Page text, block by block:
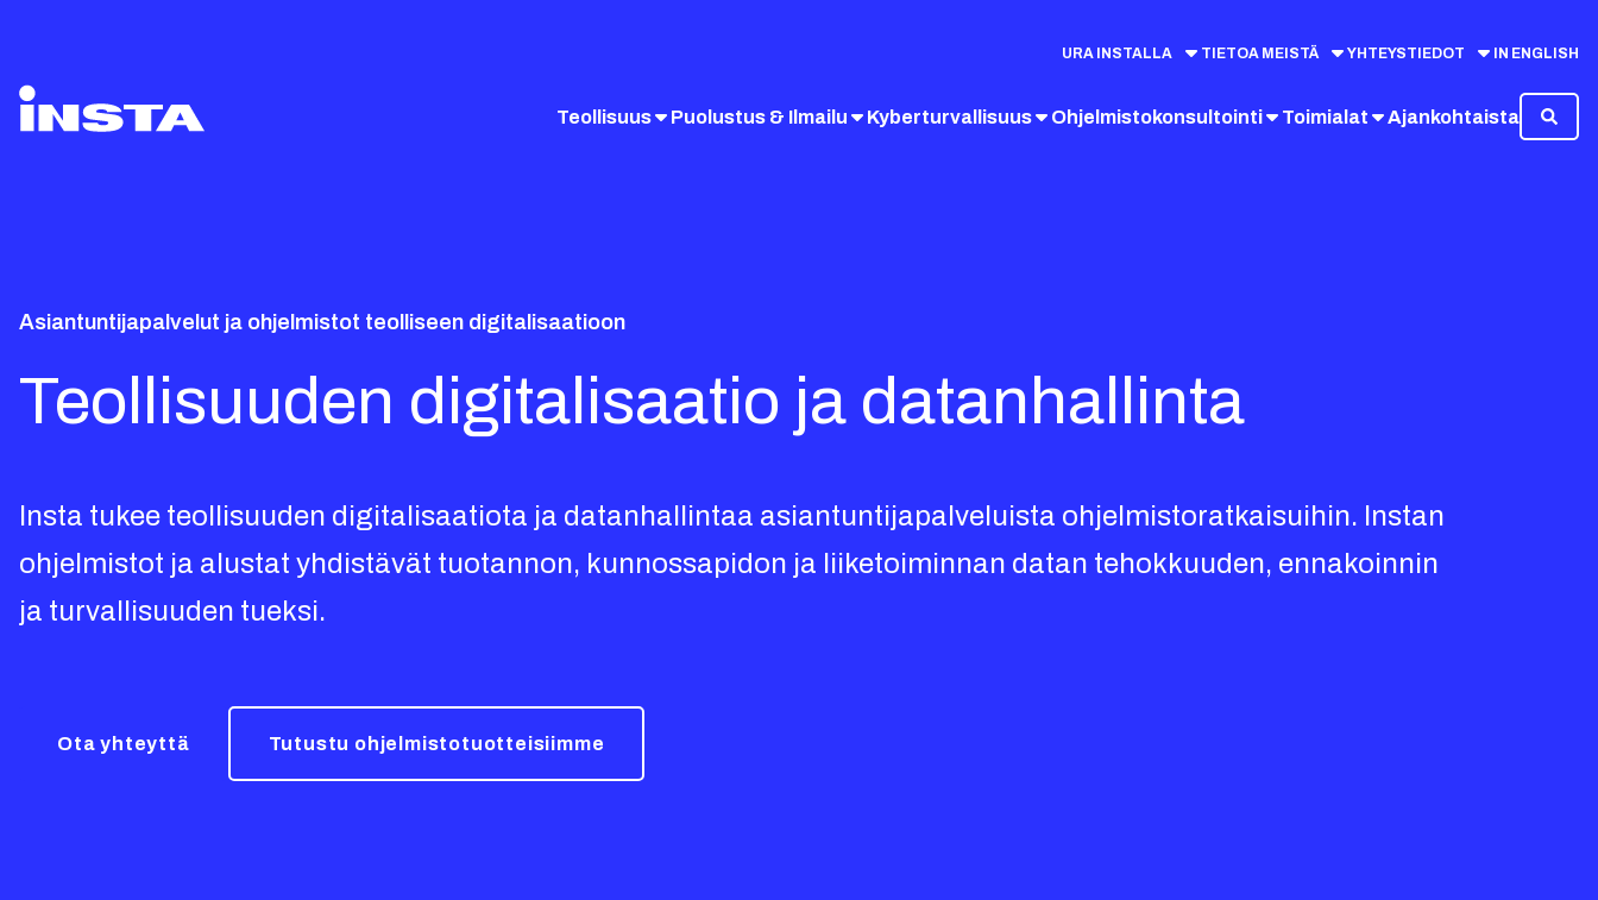
URA INSTALLA TIETOA MEISTÄ YHTEYSTIEDOT IN ENGLISH
Teollisuus Puolustus & Ilmailu Kyberturvallisuus Ohjelmistokonsultointi Toimialat Ajankohtaista
Asiantuntijapalvelut ja ohjelmistot teolliseen digitalisaatioon
Teollisuuden digitalisaatio ja datanhallinta
Insta tukee teollisuuden digitalisaatiota ja datanhallintaa asiantuntijapalveluista ohjelmistoratkaisuihin. Instan
ohjelmistot ja alustat yhdistävät tuotannon, kunnossapidon ja liiketoiminnan datan tehokkuuden, ennakoinnin
ja turvallisuuden tueksi.
Ota yhteyttä Tutustu ohjelmistotuotteisiimme